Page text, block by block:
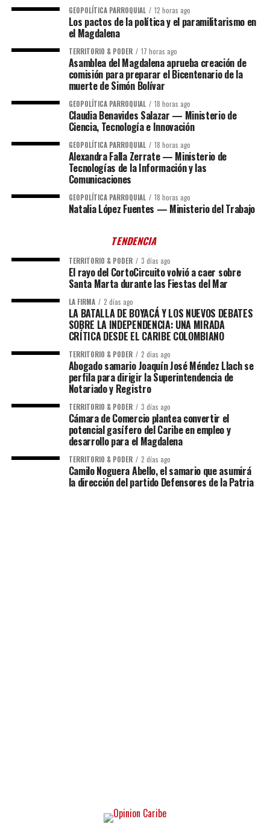
GEOPOLÍTICA PARROQUIAL 12 horas ago
Los pactos de la política y el paramilitarismo en
el Magdalena
TERRITORIO & PODER 17 horas ago
Asamblea del Magdalena aprueba creación de
comisión para preparar el Bicentenario de la
muerte de Simón Bolívar
GEOPOLÍTICA PARROQUIAL 18 horas ago
Claudia Benavides Salazar — Ministerio de
Ciencia, Tecnología e Innovación
GEOPOLÍTICA PARROQUIAL 18 horas ago
Alexandra Falla Zerrate — Ministerio de
Tecnologías de la Información y las
Comunicaciones
GEOPOLÍTICA PARROQUIAL 18 horas ago
Natalia López Fuentes — Ministerio del Trabajo
TENDENCIA
TERRITORIO & PODER 3 días ago
El rayo del CortoCircuito volvió a caer sobre
Santa Marta durante las Fiestas del Mar
LA FIRMA 2 días ago
LA BATALLA DE BOYACÁ Y LOS NUEVOS DEBATES
SOBRE LA INDEPENDENCIA: UNA MIRADA
CRÍTICA DESDE EL CARIBE COLOMBIANO
TERRITORIO & PODER 2 días ago
Abogado samario Joaquín José Méndez Llach se
perfila para dirigir la Superintendencia de
Notariado y Registro
TERRITORIO & PODER 3 días ago
Cámara de Comercio plantea convertir el
potencial gasífero del Caribe en empleo y
desarrollo para el Magdalena
TERRITORIO & PODER 2 días ago
Camilo Noguera Abello, el samario que asumirá
la dirección del partido Defensores de la Patria